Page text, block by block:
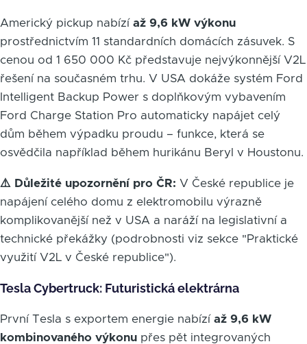
Americký pickup nabízí až 9,6 kW výkonu
prostřednictvím 11 standardních domácích zásuvek. S
cenou od 1 650 000 Kč představuje nejvýkonnější V2L
řešení na současném trhu. V USA dokáže systém Ford
Intelligent Backup Power s doplňkovým vybavením
Ford Charge Station Pro automaticky napájet celý
dům během výpadku proudu – funkce, která se
osvědčila například během hurikánu Beryl v Houstonu.
⚠️ Důležité upozornění pro ČR: V České republice je
napájení celého domu z elektromobilu výrazně
komplikovanější než v USA a naráží na legislativní a
technické překážky (podrobnosti viz sekce "Praktické
využití V2L v České republice").
Tesla Cybertruck: Futuristická elektrárna
První Tesla s exportem energie nabízí až 9,6 kW
kombinovaného výkonu přes pět integrovaných